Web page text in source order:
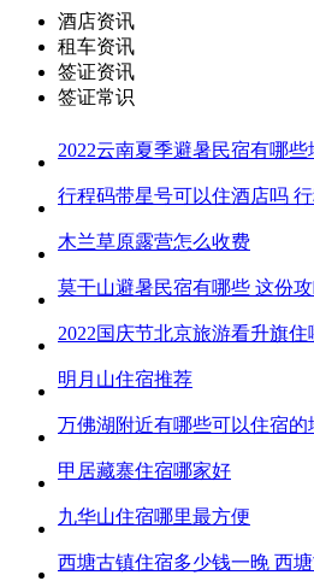
酒店资讯
租车资讯
签证资讯
签证常识
2022云南夏季避暑民宿有哪些
行程码带星号可以住酒店吗
木兰草原露营怎么收费
莫干山避暑民宿有哪些 这份
2022国庆节北京旅游看升旗
明月山住宿推荐
万佛湖附近有哪些可以住宿
甲居藏寨住宿哪家好
九华山住宿哪里最方便
西塘古镇住宿多少钱一晚 西